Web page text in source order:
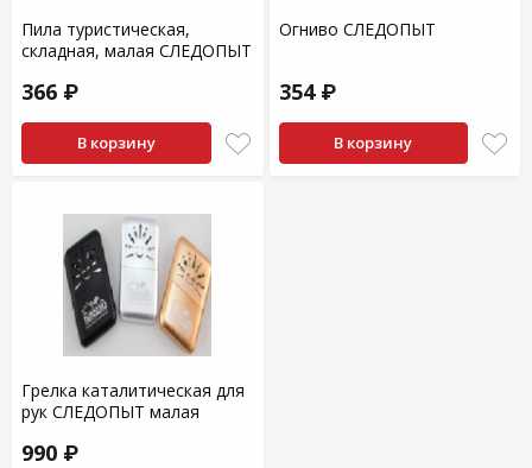
Пила туристическая,
складная, малая СЛЕДОПЫТ
366 ₽
В корзину
Огниво СЛЕДОПЫТ
354 ₽
В корзину
Грелка каталитическая для
рук СЛЕДОПЫТ малая
990 ₽